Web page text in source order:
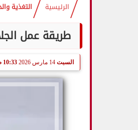
الرئيسية التغذية
طريقة عمل
السبت 14 مارس 2026 10:33 صـ